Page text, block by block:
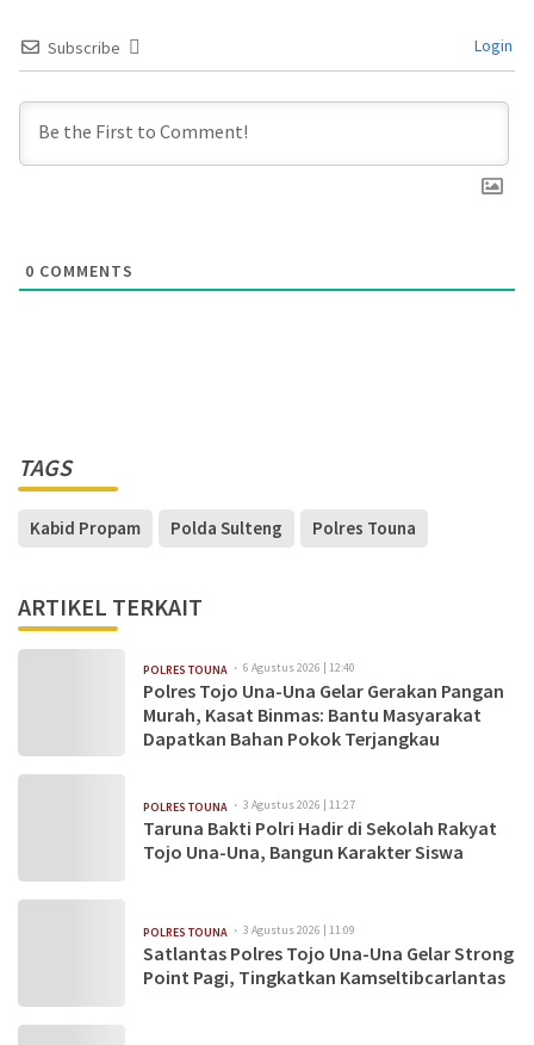
Subscribe Login
0 COMMENTS
TAGS
Kabid Propam Polda Sulteng Polres Touna
ARTIKEL TERKAIT
POLRES TOUNA 6 Agustus 2026 | 12:40
Polres Tojo Una-Una Gelar Gerakan Pangan
Murah, Kasat Binmas: Bantu Masyarakat
Dapatkan Bahan Pokok Terjangkau
POLRES TOUNA 3 Agustus 2026 | 11:27
Taruna Bakti Polri Hadir di Sekolah Rakyat
Tojo Una-Una, Bangun Karakter Siswa
POLRES TOUNA 3 Agustus 2026 | 11:09
Satlantas Polres Tojo Una-Una Gelar Strong
Point Pagi, Tingkatkan Kamseltibcarlantas